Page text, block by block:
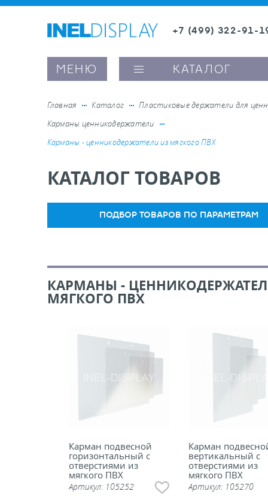
+7 (499) 322-91-
МЕНЮ КАТАЛОГ
ценникодержатели
полочного пространства
вывесок и шелфтокеры
ценников
напольные, подвесные, на полку
конструкции из алюминиевого
Главная Каталог
Пластиковые держатели для
Карманы ценникодержатели
Карманы - ценникодержатели из мягкого ПВХ
КАТАЛОГ ТОВАРОВ
ПОДБОР ТОВАРОВ ПО ПАРАМЕТРАМ
КАРМАНЫ -
МЯГКОГО ПВХ
Карман подвесной
горизонтальный с
отверстиями из
мягкого ПВХ
Артикул: 105252
Карман
вертикальный с
отверстиями из
мягкого ПВХ
Артикул: 105270